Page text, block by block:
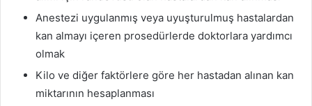
Anestezi uygulanmış veya uyuşturulmuş hastalardan
kan almayı içeren prosedürlerde doktorlara yardımcı
olmak
Kilo ve diğer faktörlere göre her hastadan alınan kan
miktarının hesaplanması